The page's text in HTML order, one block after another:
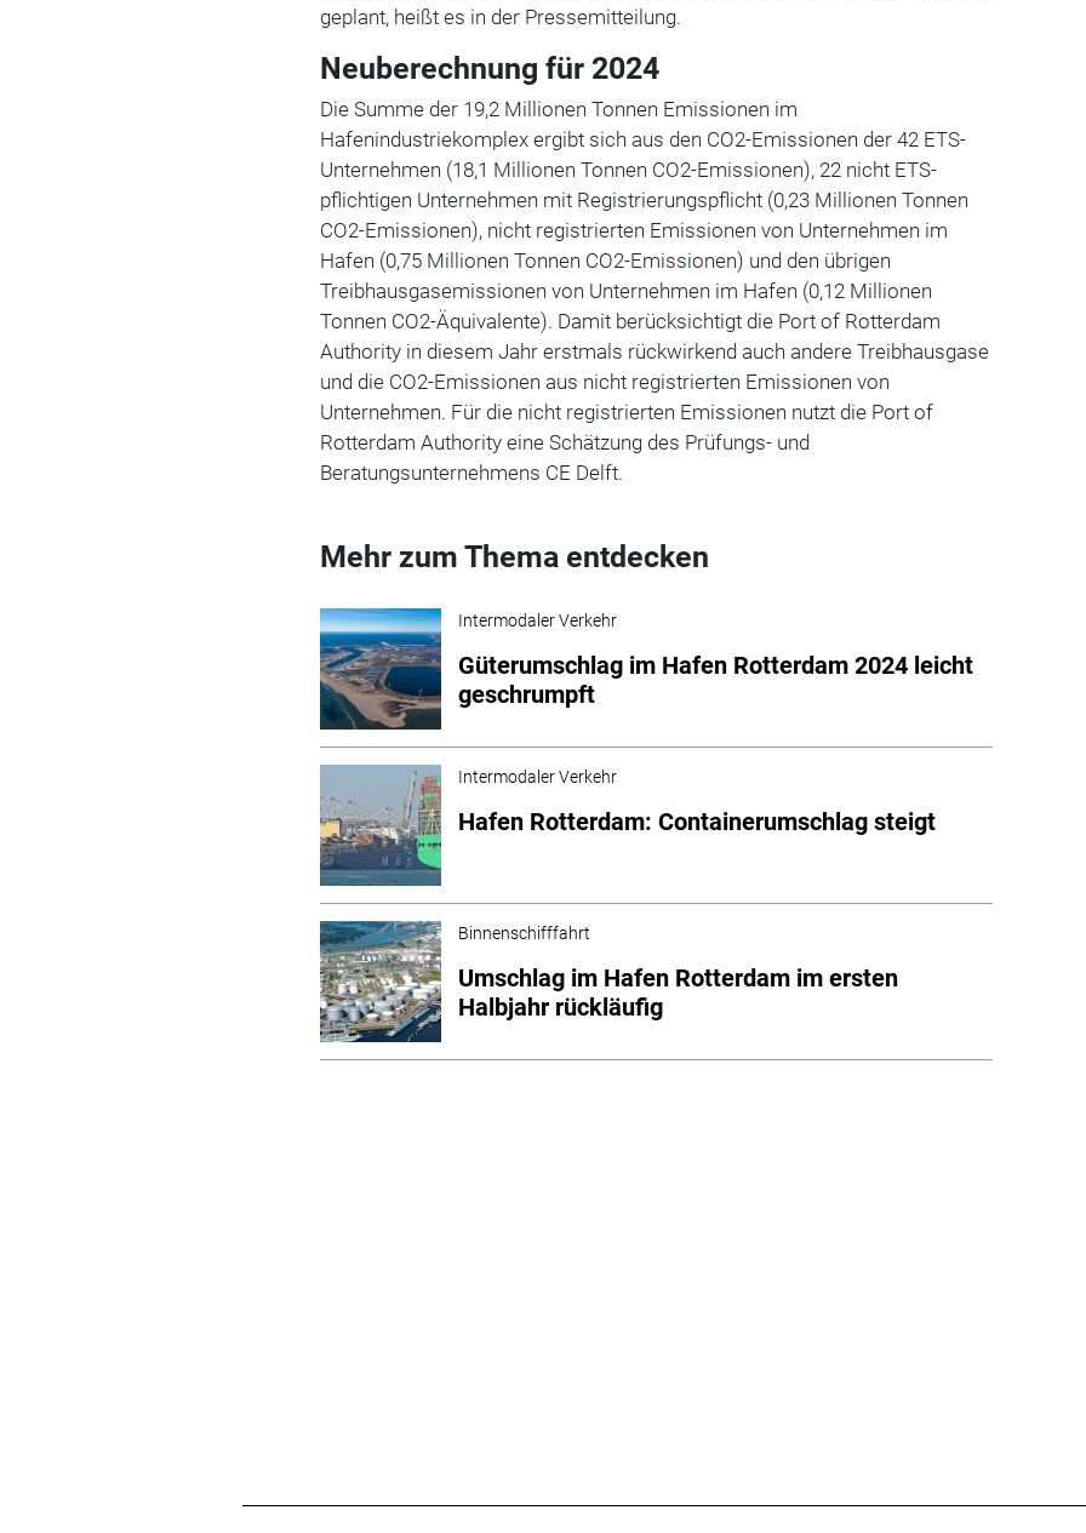
geplant, heißt es in der Pressemitteilung.
Neuberechnung für 2024
Die Summe der 19,2 Millionen Tonnen Emissionen im
Hafenindustriekomplex ergibt sich aus den CO2-Emissionen der 42 ETS-
Unternehmen (18,1 Millionen Tonnen CO2-Emissionen), 22 nicht ETS-
pflichtigen Unternehmen mit Registrierungspflicht (0,23 Millionen Tonnen
CO2-Emissionen), nicht registrierten Emissionen von Unternehmen im
Hafen (0,75 Millionen Tonnen CO2-Emissionen) und den übrigen
Treibhausgasemissionen von Unternehmen im Hafen (0,12 Millionen
Tonnen CO2-Äquivalente). Damit berücksichtigt die Port of Rotterdam
Authority in diesem Jahr erstmals rückwirkend auch andere Treibhausgase
und die CO2-Emissionen aus nicht registrierten Emissionen von
Unternehmen. Für die nicht registrierten Emissionen nutzt die Port of
Rotterdam Authority eine Schätzung des Prüfungs- und
Beratungsunternehmens CE Delft.
Mehr zum Thema entdecken
Intermodaler Verkehr
Güterumschlag im Hafen Rotterdam 2024 leicht
geschrumpft
Intermodaler Verkehr
Hafen Rotterdam: Containerumschlag steigt
Binnenschifffahrt
Umschlag im Hafen Rotterdam im ersten
Halbjahr rückläufig